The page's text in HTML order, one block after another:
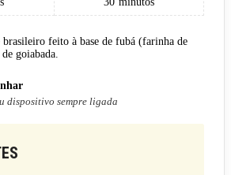
brasileiro feito à base de fubá (farinha de
goiabada.
dispositivo sempre ligada